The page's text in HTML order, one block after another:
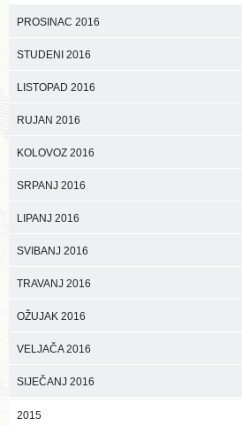
PROSINAC 2016
STUDENI 2016
LISTOPAD 2016
RUJAN 2016
KOLOVOZ 2016
SRPANJ 2016
LIPANJ 2016
SVIBANJ 2016
TRAVANJ 2016
OŽUJAK 2016
VELJAČA 2016
SIJEČANJ 2016
2015